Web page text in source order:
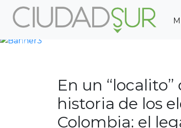
Previous
En un
historia de los
Colombia: el